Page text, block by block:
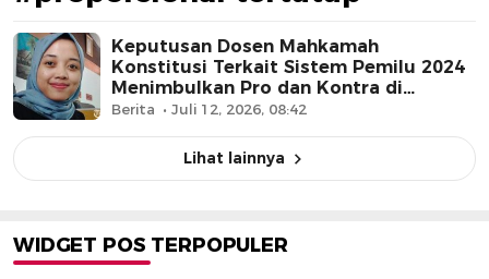
Keputusan Dosen Mahkamah
Konstitusi Terkait Sistem Pemilu 2024
Menimbulkan Pro dan Kontra di
Masyarakat
Berita Juli 12, 2026, 08:42
Lihat lainnya
WIDGET POS TERPOPULER